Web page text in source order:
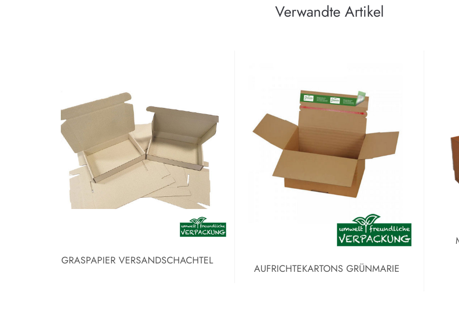
Verwandte Artikel
GRASPAPIER VERSANDSCHACHTEL
AUFRICHTEKARTONS GRÜNMARIE